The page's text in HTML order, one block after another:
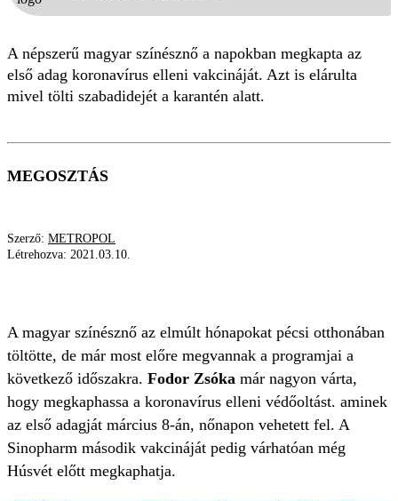
A népszerű magyar színésznő a napokban megkapta az
első adag koronavírus elleni vakcináját. Azt is elárulta
mivel tölti szabadidejét a karantén alatt.
MEGOSZTÁS
Szerző: METROPOL
Létrehozva: 2021.03.10.
A magyar színésznő az elmúlt hónapokat pécsi otthonában
töltötte, de már most előre megvannak a programjai a
következő időszakra. Fodor Zsóka már nagyon várta,
hogy megkaphassa a koronavírus elleni védőoltást. aminek
az első adagját március 8-án, nőnapon vehetett fel. A
Sinopharm második vakcináját pedig várhatóan még
Húsvét előtt megkaphatja.